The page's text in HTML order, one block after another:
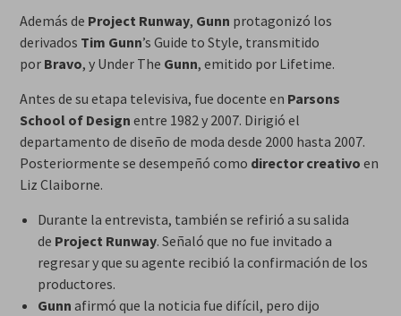
Además de Project Runway, Gunn protagonizó los
derivados Tim Gunn’s Guide to Style, transmitido
por Bravo, y Under The Gunn, emitido por Lifetime.
Antes de su etapa televisiva, fue docente en Parsons
School of Design entre 1982 y 2007. Dirigió el
departamento de diseño de moda desde 2000 hasta 2007.
Posteriormente se desempeñó como director creativo en
Liz Claiborne.
Durante la entrevista, también se refirió a su salida
de Project Runway. Señaló que no fue invitado a
regresar y que su agente recibió la confirmación de los
productores.
Gunn afirmó que la noticia fue difícil, pero dijo